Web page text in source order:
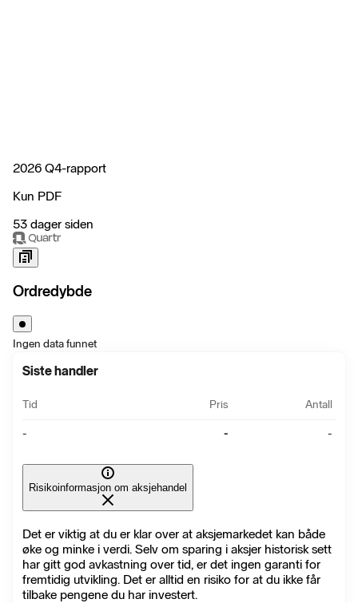
2026 Q4-rapport
Kun PDF
53 dager siden
Ordredybde
Ingen data funnet
Siste handler
Tid Pris Antall
- - -
Risikoinformasjon om aksjehandel
Det er viktig at du er klar over at aksjemarkedet kan både
øke og minke i verdi. Selv om sparing i aksjer historisk sett
har gitt god avkastning over tid, er det ingen garanti for
fremtidig utvikling. Det er alltid en risiko for at du ikke får
tilbake pengene du har investert.